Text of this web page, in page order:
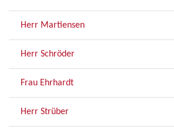
Herr Martiensen
Herr Schröder
Frau Ehrhardt
Herr Strüber